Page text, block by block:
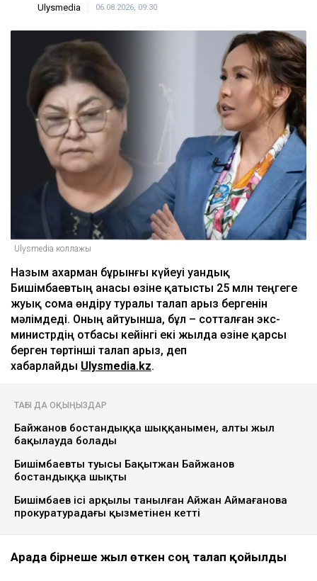
Ulysmedia 06.08.2026, 09:30
Ulysmedia коллажы
Назым Қахарман бұрынғы күйеуі Қуандық
Бишімбаевтың анасы өзіне қатысты 25 млн теңгеге
жуық сома өндіру туралы талап арыз бергенін
мәлімдеді. Оның айтуынша, бұл – сотталған экс-
министрдің отбасы кейінгі екі жылда өзіне қарсы
берген төртінші талап арыз, деп
хабарлайды Ulysmedia.kz.
ТАҒЫ ДА ОҚЫҢЫЗДАР
Байжанов бостандыққа шыққанымен, алты жыл
бақылауда болады
Бишімбаевтың туысы Бақытжан Байжанов
бостандыққа шықты
Бишімбаев ісі арқылы танылған Айжан Аймағанова
прокуратурадағы қызметінен кетті
Арада бірнеше жыл өткен соң талап қойылды